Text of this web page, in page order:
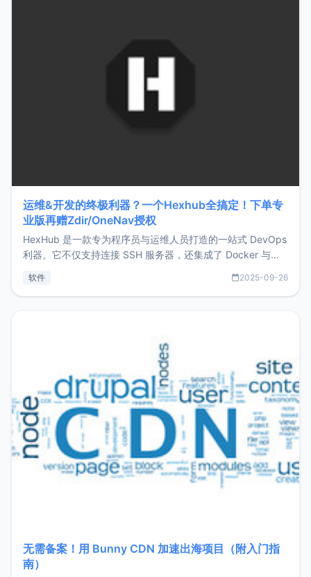
运维&开发的终极利器？一个Hexhub全搞定！下单专
业版再赠Zdir/OneNav授权
HexHub 是一款专为程序员与运维人员打造的一站式 DevOps
利器。它不仅支持连接 SSH 服务器，还集成了 Docker 与常
件间频繁切换，仅凭 HexHub 即可同时搞定运维与数据库操
软件 2025-09-26
无需备案！用 Bunny CDN 加速出海项目（附入门指
南）